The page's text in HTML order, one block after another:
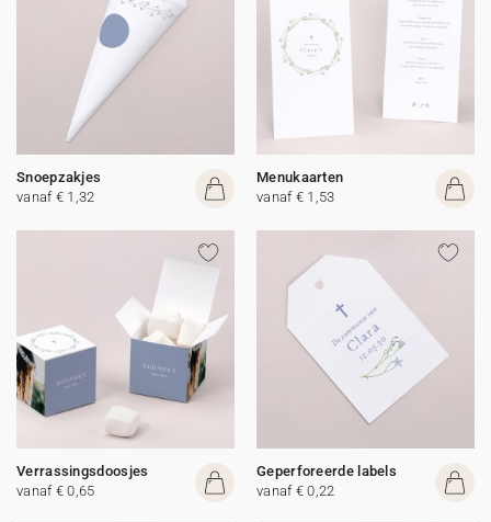
Snoepzakjes
vanaf € 1,32
Menukaarten
vanaf € 1,53
Verrassingsdoosjes
vanaf € 0,65
Geperforeerde labels
vanaf € 0,22